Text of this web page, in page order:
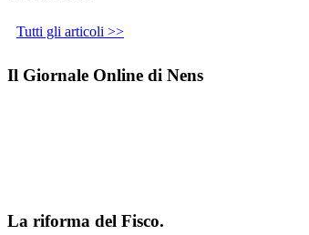
Tutti gli articoli >>
Il Giornale Online di Nens
La riforma del Fisco.